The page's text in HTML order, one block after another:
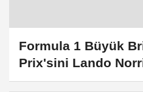
Formula 1 Büyük
Prix'sini Lando